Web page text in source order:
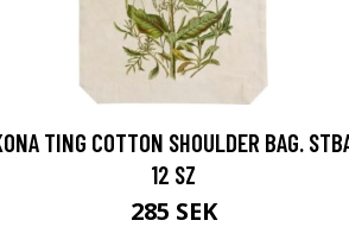
TING COTTON SHOULDER BAG.
12 SZ
285 SEK